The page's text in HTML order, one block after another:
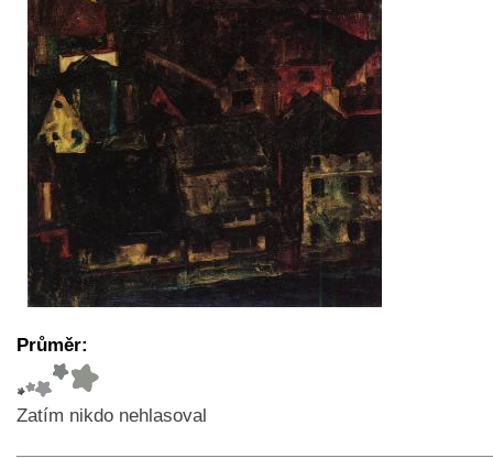
Průměr:
Zatím nikdo nehlasoval